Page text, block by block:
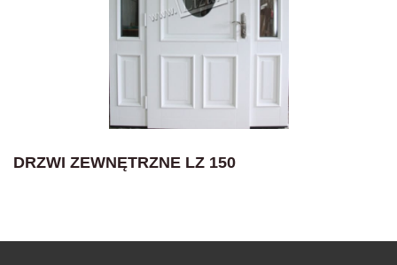
DRZWI ZEWNĘTRZNE LZ 150